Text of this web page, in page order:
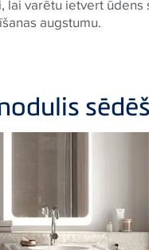
lai varētu ietvert
augstumu.